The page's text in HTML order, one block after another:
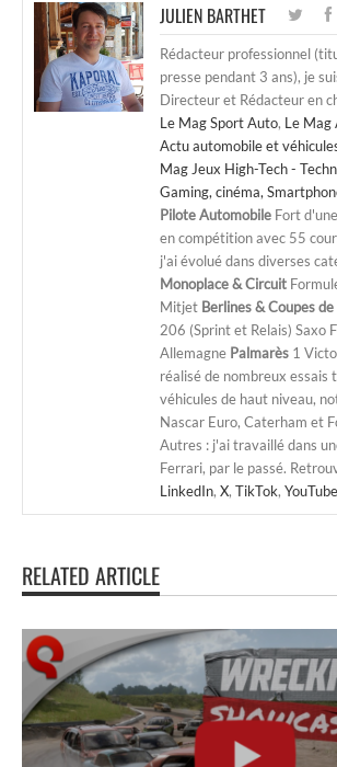
JULIEN BARTHET
Rédacteur professionnel
presse pendant 3 ans), je
Directeur et Rédacteur en
Le Mag Sport Auto, Le Mag
Actu automobile et
Mag Jeux High-Tech -
Gaming, cinéma,
Pilote Automobile Fort
en compétition avec 55
j'ai évolué dans diverses
Monoplace & Circuit
Mitjet Berlines & Coupes
206 (Sprint et Relais) Saxo
Allemagne Palmarès 1
réalisé de nombreux essais
véhicules de haut niveau,
Nascar Euro, Caterham et
Autres : j'ai travaillé dans
Ferrari, par le passé.
LinkedIn, X, TikTok, YouTube
RELATED ARTICLE